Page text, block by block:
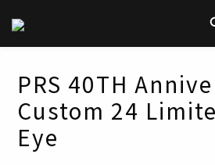
PRS 40TH
Custom 24
Eye